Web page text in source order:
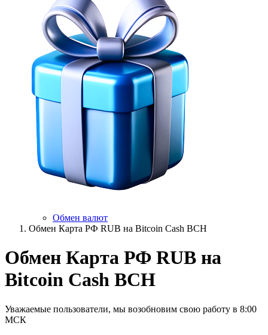
Обмен валют
Обмен Карта РФ RUB на Bitcoin Cash BCH
Обмен Карта РФ RUB на
Bitcoin Cash BCH
Уважаемые пользователи, мы возобновим свою работу в 8:00
МСК